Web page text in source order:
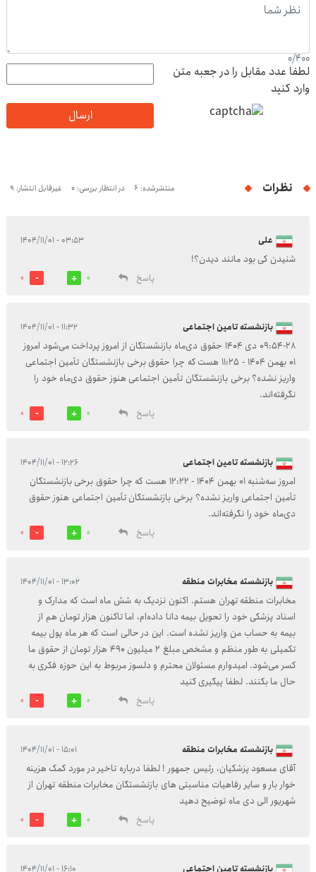
0/400
لطفا عدد مقابل را در جعبه متن
وارد کنید
ارسال
نظرات منتشرشده: 6 در انتظار بررسی: 0 غیرقابل انتشار: 9
علی ۰۳:۵۳ - ۱۴۰۴/۱۱/۰۱
شنیدن کی بود مانند دیدن؟!
پاسخ
0
0
بازنشسته تامین اجتماعی ۱۱:۳۲ - ۱۴۰۴/۱۱/۰۱
۰۹:۵۴-۲۸ دی ۱۴۰۴ حقوق دی‌ماه بازنشستگان از امروز پرداخت می‌شود امروز
01 بهمن 1404 - 11:25 هست که چرا حقوق برخی بازنشستگان تأمین اجتماعی
واریز نشده؟ برخی بازنشستگان تأمین اجتماعی هنوز حقوق دی‌ماه خود را
نگرفته‌اند.
پاسخ
0
0
بازنشسته تامین اجتماعی ۱۲:۲۶ - ۱۴۰۴/۱۱/۰۱
امروز سه‌شنبه 01 بهمن 1404 - 12:22 هست که چرا حقوق برخی بازنشستگان
تأمین اجتماعی واریز نشده؟ برخی بازنشستگان تأمین اجتماعی هنوز حقوق
دی‌ماه خود را نگرفته‌اند.
پاسخ
0
0
بازنشسته مخابرات منطقه
تهران
۱۳:۰۲ - ۱۴۰۴/۱۱/۰۱
مخابرات منطقه تهران هستم. اکنون نزدیک به شش ماه است که مدارک و
اسناد پزشکی خود را تحویل بیمه دانا داده‌ام، اما تاکنون هزار تومان هم از
بیمه به حساب من واریز نشده است. این در حالی است که هر ماه پول بیمه
تکمیلی به طور منظم و مشخص مبلغ 2 میلیون 490 هزار تومان از حقوق ما
کسر می‌شود. امیدوارم مسئولان محترم و دلسوز مربوط به این حوزه فکری به
حال ما بکنند. لطفا پیگیری کنید
پاسخ
0
0
بازنشسته مخابرات منطقه
تهران
۱۵:۰۱ - ۱۴۰۴/۱۱/۰۱
آقای مسعود پزشکیان، رئیس جمهور ! لطفا درباره تاخیر در مورد کمک هزینه
خوار بار و سایر رفاهیات مناسبتی های بازنشستگان مخابرات منطقه تهران از
شهریور الی دی ماه توضیح دهید
پاسخ
0
0
بازنشسته تامین اجتماعی ۱۶:۱۰ - ۱۴۰۴/۱۱/۰۱